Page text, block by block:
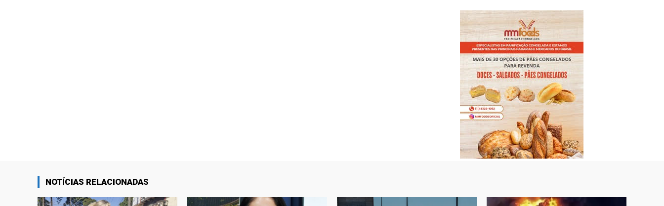
NOTÍCIAS RELACIONADAS